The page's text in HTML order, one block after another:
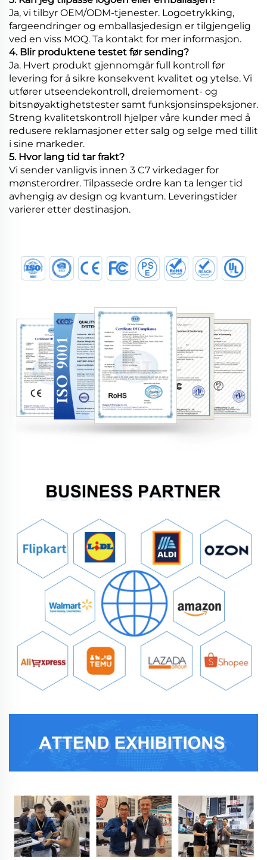
Ja, vi tilbyr OEM/ODM-tjenester. Logoetrykking,
fargeendringer og emballasjedesign er tilgjengelig
ved en viss MOQ. Ta kontakt for mer informasjon.
4. Blir produktene testet før sending?
Ja. Hvert produkt gjennomgår full kontroll før
levering for å sikre konsekvent kvalitet og ytelse. Vi
utfører utseendekontroll, dreiemoment- og
bitsnøyaktighetstester samt funksjonsinspeksjoner.
Streng kvalitetskontroll hjelper våre kunder med å
redusere reklamasjoner etter salg og selge med tillit
i sine markeder.
5. Hvor lang tid tar frakt?
Vi sender vanligvis innen 3 C7 virkedager for
mønsterordrer. Tilpassede ordre kan ta lenger tid
avhengig av design og kvantum. Leveringstider
varierer etter destinasjon.